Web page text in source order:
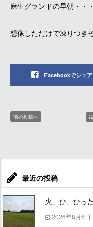
麻生グランドの早朝・・・
想像しただけで凍りつきそ
Facebookでシェア
前の投稿へ
最近の投稿
火、ひ、ひっ
2026年8月6日